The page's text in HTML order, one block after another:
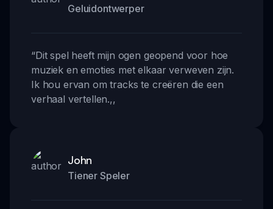
Geluidontwerper
“Dit spel heeft mijn ogen geopend voor hoe
muziek en emoties met elkaar verweven zijn.
Ik hou ervan om tracks te creëren die een
verhaal vertellen.,,
John
Tiener Speler